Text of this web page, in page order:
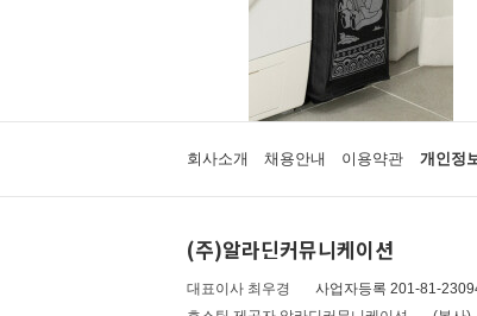
회사소개 채용안내 이용약관 개인정
(주)알라딘커뮤니케이션
대표이사 최우경 사업자등록 201-81-